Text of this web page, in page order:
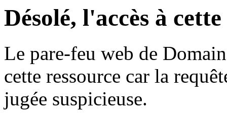
Désolé, l'accès à
Le pare-feu web de
cette ressource car la
jugée suspicieuse.